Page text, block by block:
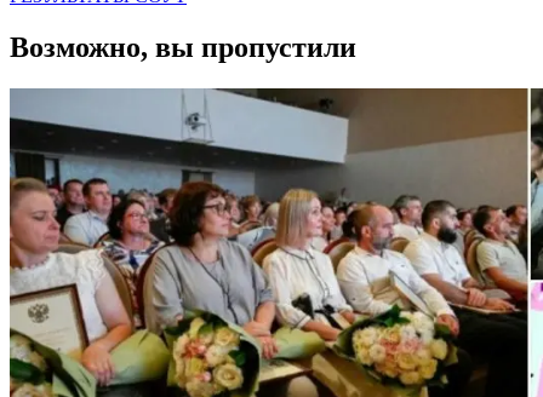
Возможно, вы пропустили